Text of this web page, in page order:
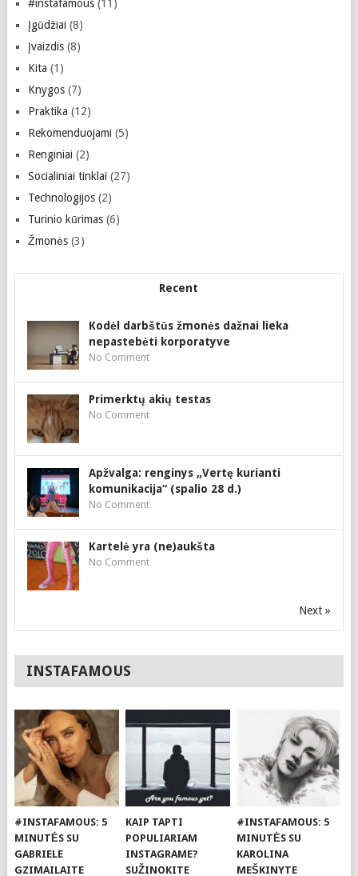
#instafamous(11)
Įgūdžiai (8)
Įvaizdis(8)
Kita (1)
Knygos(7)
Praktika (12)
Rekomenduojami (5)
Renginiai (2)
Socialiniai tinklai (27)
Technologijos(2)
Turinio kūrimas(6)
Žmonės(3)
Recent
Kodėl darbštūs žmonės dažnai lieka
nepastebėti korporatyve
No Comment
Primerktų akių testas
No Comment
Apžvalga: renginys „Vertę kurianti
komunikacija“ (spalio 28 d.)
No Comment
Kartelė yra (ne)aukšta
No Comment
Next »
INSTAFAMOUS
#INSTAFAMOUS: 5
MINUTĖS SU
GABRIELE
GZIMAILAITE
KAIP TAPTI
POPULIARIAM
INSTAGRAME?
SUŽINOKITE
#INSTAFAMOUS: 5
MINUTĖS SU
KAROLINA
MEŠKINYTE